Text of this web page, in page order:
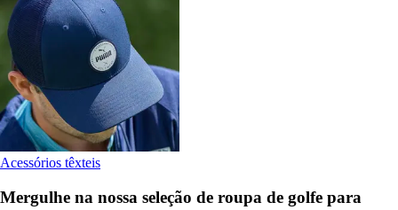
Acessórios têxteis
Mergulhe na nossa seleção de roupa de golfe para